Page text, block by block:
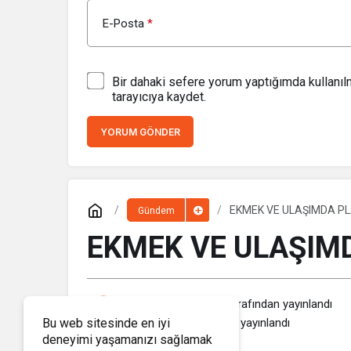
E-Posta *
Bir dahaki sefere yorum yaptığımda
tarayıcıya kaydet.
YORUM GÖNDER
Gündem EKMEK VE ULAŞIMDA
EKMEK VE
tarafından yayınlandı
22 Nisan 2020, 16:42
yayınlandı
Bu web sitesinde en iyi
deneyimi yaşamanızı sağlamak